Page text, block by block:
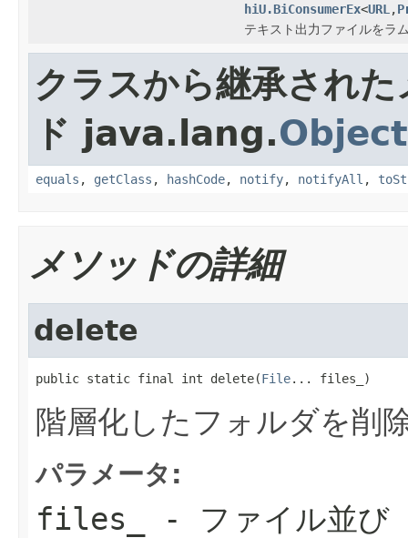
hiU.BiConsumerEx<URL ,
テキスト出力ファイルをラ
クラスから継承された
ド java.lang.Object
equals , getClass , hashCode, notify, notifyAll ,
メソッドの詳細
delete
public static final int delete(File... files_)
階層化したフォルダを削
パラメータ:
files_
- ファイル並び